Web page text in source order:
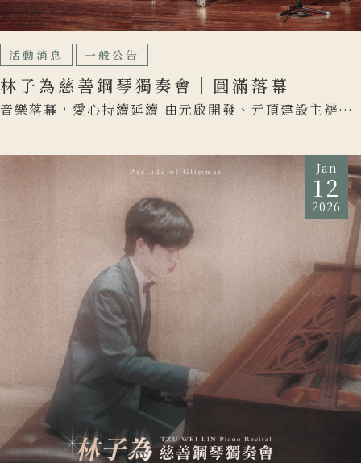
活動消息 一般公告
林子為慈善鋼琴獨奏會｜圓滿落幕
音樂落幕，愛心持續延續 由元啟開發、元頂建設主辦，
2 […]
Jan
12
2026